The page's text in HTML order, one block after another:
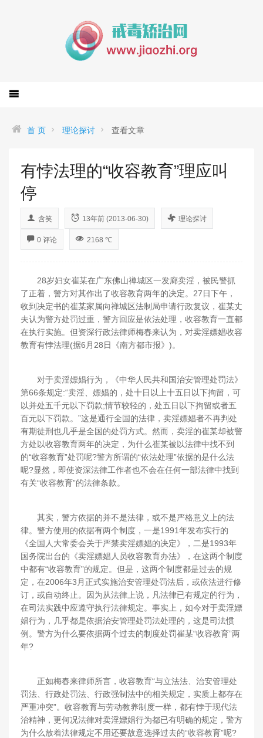
首 页 理论探讨 查看文章
有悖法理的“收容教育”理应叫
停
含笑 13年前 (2013-06-30) 理论探讨
0 评论 2168 ℃
28岁妇女崔某在广东佛山禅城区一发廊卖淫，被民警抓
了正着，警方对其作出了收容教育两年的决定。27日下午，
收到决定书的崔某家属向禅城区法制局申请行政复议，崔某丈
夫认为警方处罚过重，警方回应是依法处理，收容教育一直都
在执行实施。但资深行政法律师梅春来认为，对卖淫嫖娼收容
教育有悖法理(据6月28日《南方都市报》)。
对于卖淫嫖娼行为，《中华人民共和国治安管理处罚法》
第66条规定:“卖淫、嫖娼的，处十日以上十五日以下拘留，可
以并处五千元以下罚款;情节较轻的，处五日以下拘留或者五
百元以下罚款。”这是通行全国的法律，卖淫嫖娼者不再判处
有期徒刑也几乎是全国的处罚方式。然而，卖淫的崔某却被警
方处以收容教育两年的决定，为什么崔某被以法律中找不到
的“收容教育”处罚呢?警方所谓的“依法处理”依据的是什么法
呢?显然，即使资深法律工作者也不会在任何一部法律中找到
有关“收容教育”的法律条款。
其实，警方依据的并不是法律，或不是严格意义上的法
律。警方使用的依据有两个制度，一是1991年发布实行的
《全国人大常委会关于严禁卖淫嫖娼的决定》，二是1993年
国务院出台的《卖淫嫖娼人员收容教育办法》，在这两个制度
中都有“收容教育”的规定。但是，这两个制度都是过去的规
定，在2006年3月正式实施治安管理处罚法后，或依法进行修
订，或自动终止。因为从法律上说，凡法律已有规定的行为，
在司法实践中应遵守执行法律规定。事实上，如今对于卖淫嫖
娼行为，几乎都是依据治安管理处罚法处理的，这是司法惯
例。警方为什么要依据两个过去的制度处罚崔某“收容教育”两
年?
正如梅春来律师所言，收容教育“与立法法、治安管理处
罚法、行政处罚法、行政强制法中的相关规定，实质上都存在
严重冲突”。收容教育与劳动教养制度一样，都有悖于现代法
治精神，更何况法律对卖淫嫖娼行为都已有明确的规定，警方
为什么放着法律规定不用还要故意选择过去的“收容教育”呢?